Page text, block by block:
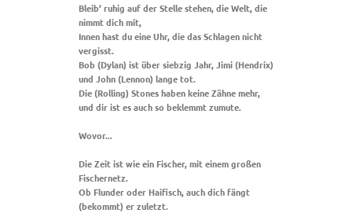
Bleib‘ ruhig auf der Stelle stehen, die Welt, die
nimmt dich mit,
Innen hast du eine Uhr, die das Schlagen nicht
vergisst.
Bob (Dylan) ist über siebzig Jahr, Jimi (Hendrix)
und John (Lennon) lange tot.
Die (Rolling) Stones haben keine Zähne mehr,
und dir ist es auch so beklemmt zumute.
Wovor...
Die Zeit ist wie ein Fischer, mit einem großen
Fischernetz.
Ob Flunder oder Haifisch, auch dich fängt
(bekommt) er zuletzt.